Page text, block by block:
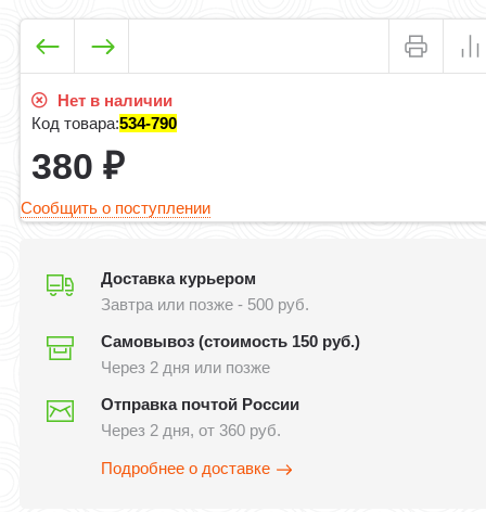
Нет в наличии
Код товара:534-790
380₽
Сообщить о поступлении
Доставка курьером
Завтра или позже - 500 руб.
Самовывоз (стоимость 150 руб.)
Через 2 дня или позже
Отправка почтой России
Через 2 дня, от 360 руб.
Подробнее о доставке